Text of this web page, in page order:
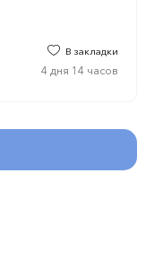
В закладки
4 дня 14 часов